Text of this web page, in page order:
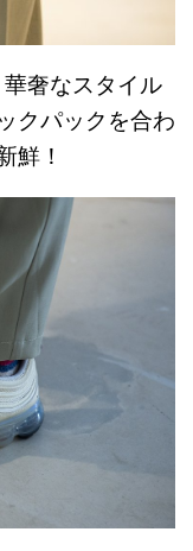
奢なスタイル
クパックを合わ
鮮！